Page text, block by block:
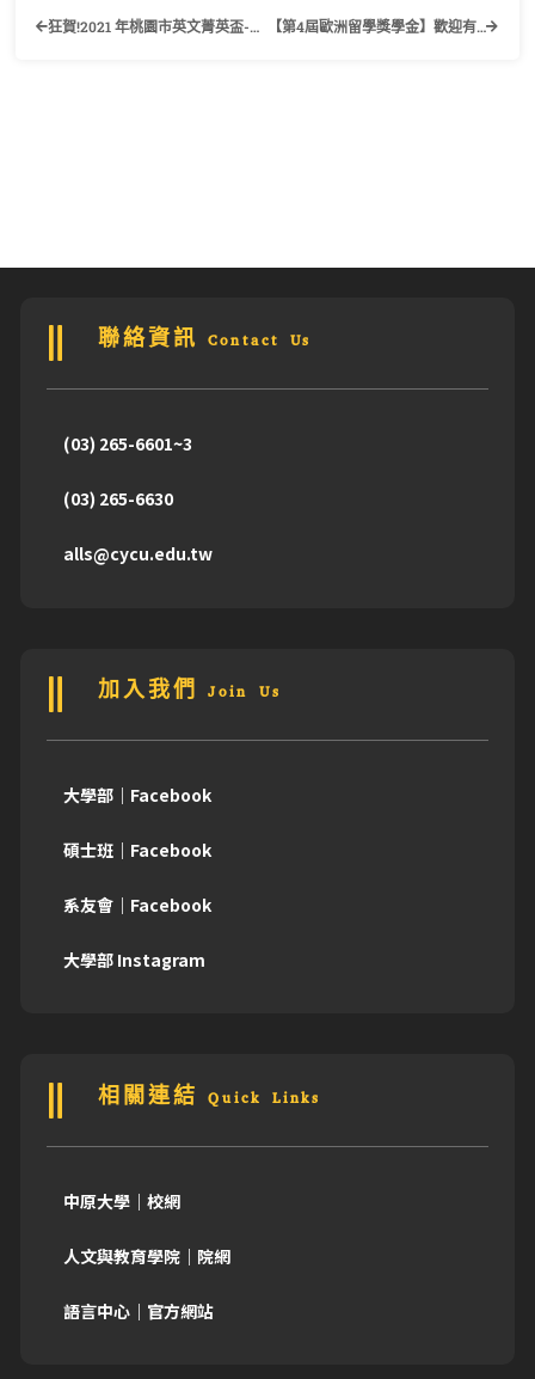
狂賀!2021 年桃園市英文菁英盃-專業英文聽寫能力與詞彙能力大賽應外二乙傅宇璿同學 榮獲 專業英文聽力組職場與生活應用科 個人獎與教師指導獎 冠軍 【第4屆歐洲留學獎學金】歡迎有興趣的同學踴躍報名申請！
聯絡資訊 Contact Us
(03) 265-6601~3
(03) 265-6630
alls@cycu.edu.tw
加入我們 Join Us
大學部｜Facebook
碩士班｜Facebook
系友會｜Facebook
大學部 Instagram
相關連結 Quick Links
中原大學｜校網
人文與教育學院｜院網
語言中心｜官方網站